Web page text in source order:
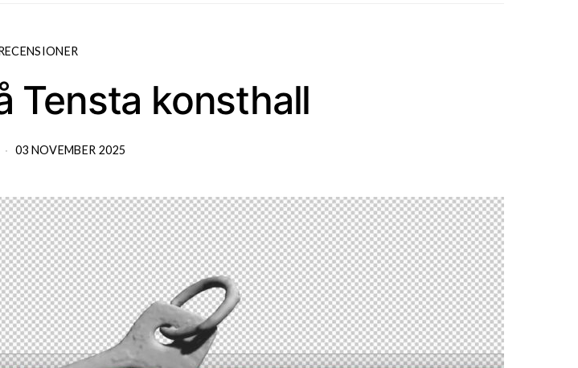
Tensta konsthall
03 NOVEMBER 2025